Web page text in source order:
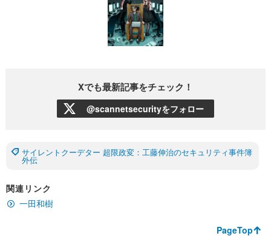
Xでも最新記事をチェック！
@scannetsecurityをフォロー
サイレントクーデター 超限政変：工藤伸治のセキュリティ事件簿
外伝
関連リンク
一田和樹
PageTop